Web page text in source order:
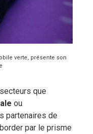
verte, présente son
que
ou
partenaires de
par le prisme